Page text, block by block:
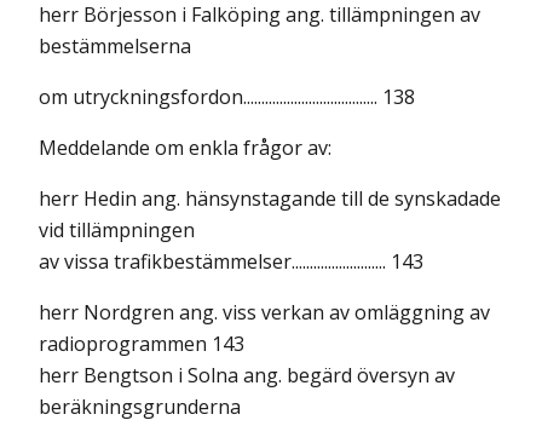
herr Börjesson i Falköping ang. tillämpningen av
bestämmelserna
om utryckningsfordon..................................... 138
Meddelande om enkla frågor av:
herr Hedin ang. hänsynstagande till de synskadade
vid tillämpningen
av vissa trafikbestämmelser.......................... 143
herr Nordgren ang. viss verkan av omläggning av
radioprogrammen 143
herr Bengtson i Solna ang. begärd översyn av
beräkningsgrunderna